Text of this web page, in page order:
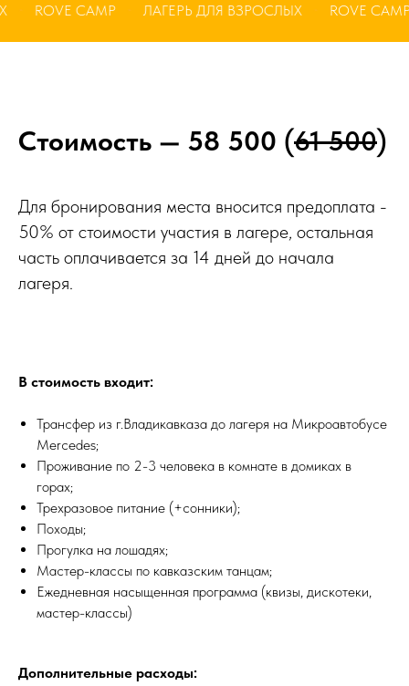
CAMP ЛАГЕРЬ ДЛЯ ВЗРОСЛЫХ ROVE CAMP
Стоимость — 58 500 (61 500)
Для бронирования места вносится предоплата -
50% от стоимости участия в лагере, остальная
часть оплачивается за 14 дней до начала
лагеря.
В стоимость входит:
Трансфер из г.Владикавказа до лагеря на Микроавтобусе
Merсedes;
Проживание по 2-3 человека в комнате в домиках в
горах;
Трехразовое питание (+сонники);
Походы;
Прогулка на лошадях;
Мастер-классы по кавказским танцам;
Ежедневная насыщенная программа (квизы, дискотеки,
мастер-классы)
Дополнительные расходы: